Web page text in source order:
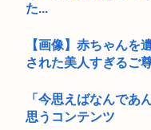
た...
【画像】赤ちゃんを
された美人すぎるご
「今思えばなんで
思うコンテンツ